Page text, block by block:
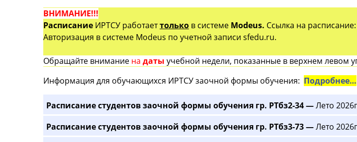
ВНИМАНИЕ!!!
Расписание ИРТСУ работаеттолько в системе Modeus. Ссылка на расписание:
Авторизация в системе Modeus по учетной записи sfedu.ru.
Обращайте внимание на даты учебной недели, показанные в верхнем левом
Информация для обучающихся ИРТСУ заочной формы обучения: Подробнее…
Расписание студентов заочной формы обучения гр. РТбз2-34 —Лето 2026г
Расписание студентов заочной формы обучения гр. РТбз3-73 —Лето